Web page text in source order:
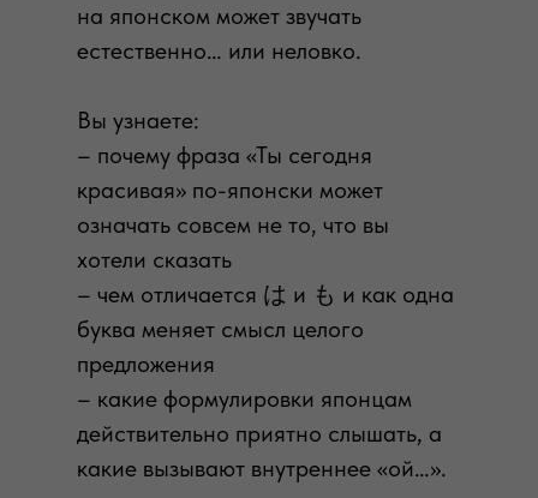
на японском может звучать
естественно… или неловко.
Вы узнаете:
– почему фраза «Ты сегодня
красивая» по-японски может
означать совсем не то, что вы
хотели сказать
– чем отличается は и も и как одна
буква меняет смысл целого
предложения
– какие формулировки японцам
действительно приятно слышать, а
какие вызывают внутреннее «ой…».